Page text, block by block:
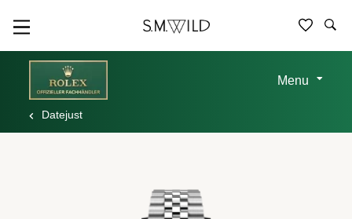
Menu
Datejust